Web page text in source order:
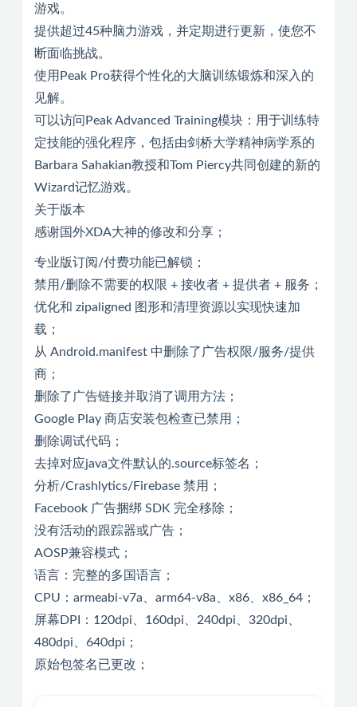
游戏。
提供超过45种脑力游戏，并定期进行更新，使您不
断面临挑战。
使用Peak Pro获得个性化的大脑训练锻炼和深入的
见解。
可以访问Peak Advanced Training模块：用于训练特
定技能的强化程序，包括由剑桥大学精神病学系的
Barbara Sahakian教授和Tom Piercy共同创建的新的
Wizard记忆游戏。
关于版本
感谢国外XDA大神的修改和分享；
专业版订阅/付费功能已解锁；
禁用/删除不需要的权限 + 接收者 + 提供者 + 服务；
优化和 zipaligned 图形和清理资源以实现快速加
载；
从 Android.manifest 中删除了广告权限/服务/提供
商；
删除了广告链接并取消了调用方法；
Google Play 商店安装包检查已禁用；
删除调试代码；
去掉对应java文件默认的.source标签名；
分析/Crashlytics/Firebase 禁用；
Facebook 广告捆绑 SDK 完全移除；
没有活动的跟踪器或广告；
AOSP兼容模式；
语言：完整的多国语言；
CPU：armeabi-v7a、arm64-v8a、x86、x86_64；
屏幕DPI：120dpi、160dpi、240dpi、320dpi、
480dpi、640dpi；
原始包签名已更改；